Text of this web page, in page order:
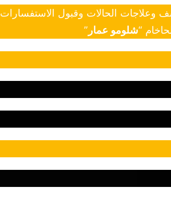
وعلاجات الحالات وقبول الاستفسارات
“شلومو عمار ”